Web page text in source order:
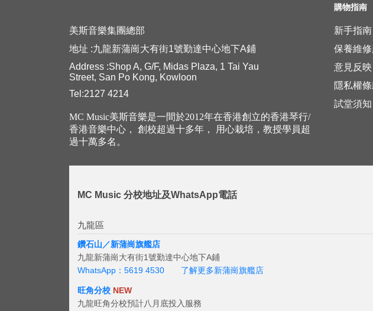
購物指南
美斯音樂集團總部
地址 :九龍新蒲崗大有街1號勤達中心地下A鋪
Address :Shop A, G/F, Midas Plaza, 1 Tai Yau
Street, San Po Kong, Kowloon
Tel:2127 4214
新手指南
保養維
意見反映
隱私權
試堂須知
MC Music美斯音樂是一間於2012年在香港創立的香港琴行/
香港音樂中心， 創校超過十多年， 用心栽培，教授學員超
過十萬多名。
MC Music 分校地址及WhatsApp電話
九龍區
鑽石山／新蒲崗旗艦店
九龍新蒲崗大有街1號勤達中心地下A鋪
WhatsApp：5619 4530
了解更多新蒲崗旗艦店
旺角分校 NEW
九龍旺角分校預計八月底投入服務